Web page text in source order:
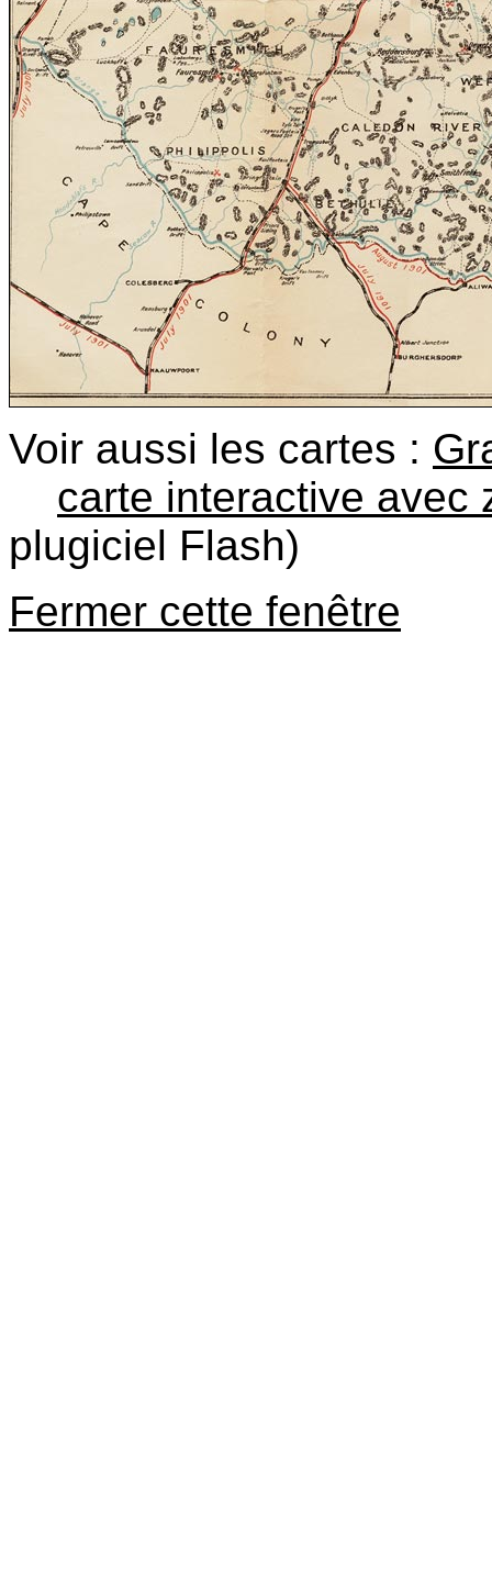
Voir aussi les cartes :
carte interactive avec
plugiciel Flash)
Fermer cette fenêtre